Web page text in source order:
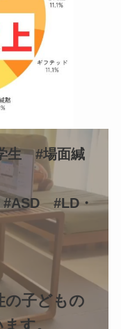
生 #場面緘
#LD・
の子どもの
ます。